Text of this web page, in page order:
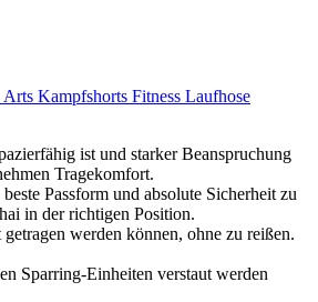
Kampfshorts Fitness Laufhose
ist und starker Beanspruchung
Tragekomfort.
Passform und absolute Sicherheit zu
in der richtigen Position.
werden können, ohne zu reißen.
Sparring-Einheiten verstaut werden